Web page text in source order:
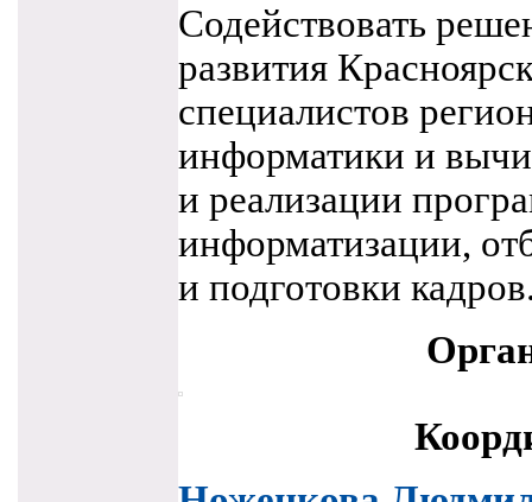
Содействовать
развития
специалистов
информатики и
и реализации
информатизации,
и подготовки